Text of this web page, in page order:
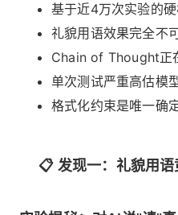
基于近4万次实验的
礼貌用语效果完全不
Chain of Thought正
单次测试严重高估模
格式化约束是唯一确
📋 发现一：礼貌用